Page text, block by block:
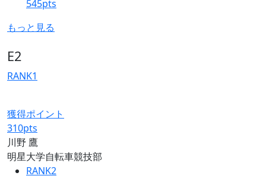
545pts
もっと見る
E2
RANK1
獲得ポイント
310pts
川野 鷹
明星大学自転車競技部
RANK2